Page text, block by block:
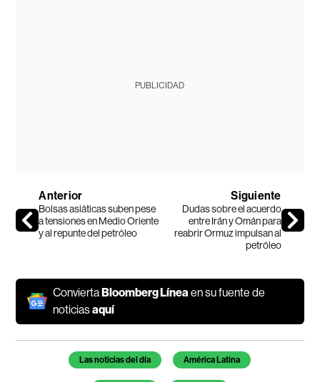
PUBLICIDAD
Anterior
Bolsas asiáticas suben pese
a tensiones en Medio Oriente
y al repunte del petróleo
Siguiente
Dudas sobre el acuerdo
entre Irán y Omán para
reabrir Ormuz impulsan al
petróleo
ConviertaBloomberg Línea en su fuente de
noticiasaquí
Temas de este artículo
Las noticias del día América Latina